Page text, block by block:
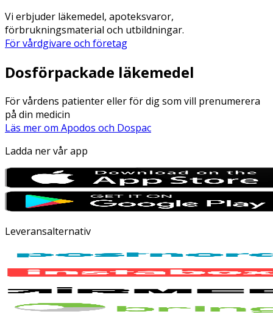
Vi erbjuder läkemedel, apoteksvaror,
förbrukningsmaterial och utbildningar.
För vårdgivare och företag
Dosförpackade läkemedel
För vårdens patienter eller för dig som vill prenumerera
på din medicin
Läs mer om Apodos och Dospac
Ladda ner vår app
Leveransalternativ